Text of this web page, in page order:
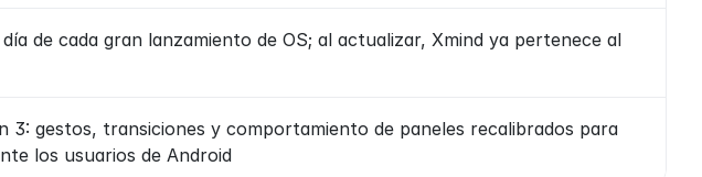
de cada gran lanzamiento de OS; al actualizar, Xmind ya pertenece al
3: gestos, transiciones y comportamiento de paneles recalibrados para
los usuarios de Android